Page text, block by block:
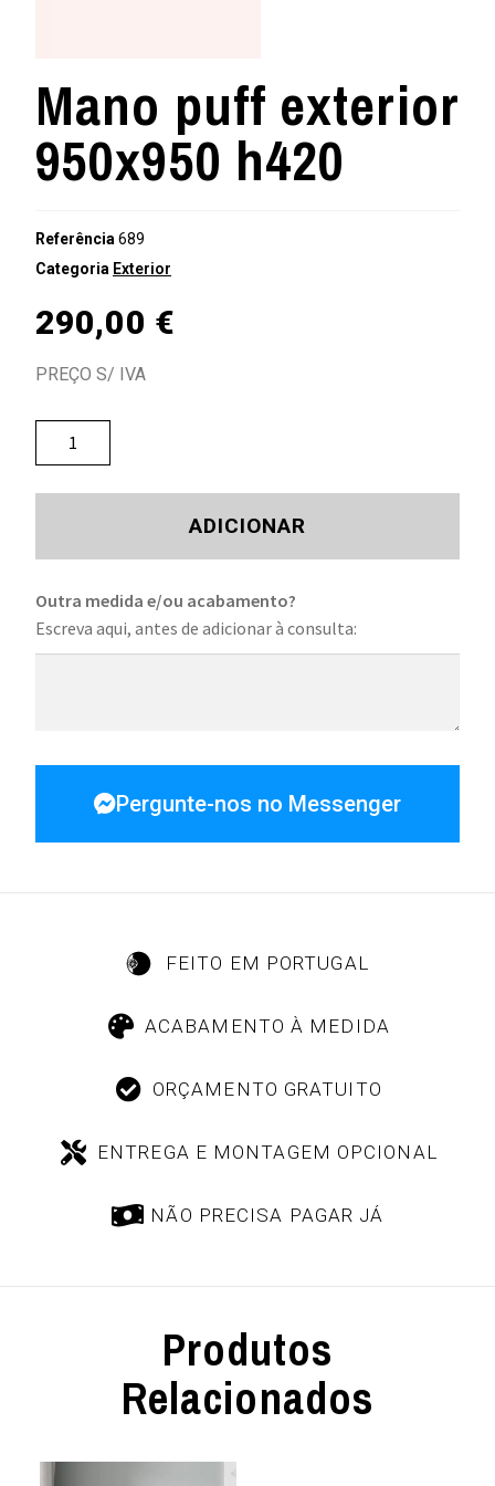
Mano puff exterior
950x950 h420
Referência 689
Categoria Exterior
290,00 €
PREÇO S/ IVA
ADICIONAR
Outra medida e/ou acabamento?
Escreva aqui, antes de adicionar à consulta:
Pergunte-nos no Messenger
FEITO EM PORTUGAL
ACABAMENTO À MEDIDA
ORÇAMENTO GRATUITO
ENTREGA E MONTAGEM OPCIONAL
NÃO PRECISA PAGAR JÁ
Produtos
Relacionados